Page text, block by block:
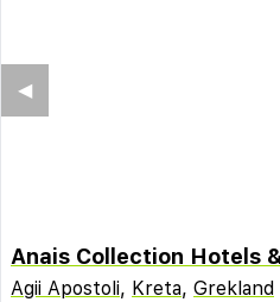
◀︎
Agii Apostoli, Kreta, Grekland